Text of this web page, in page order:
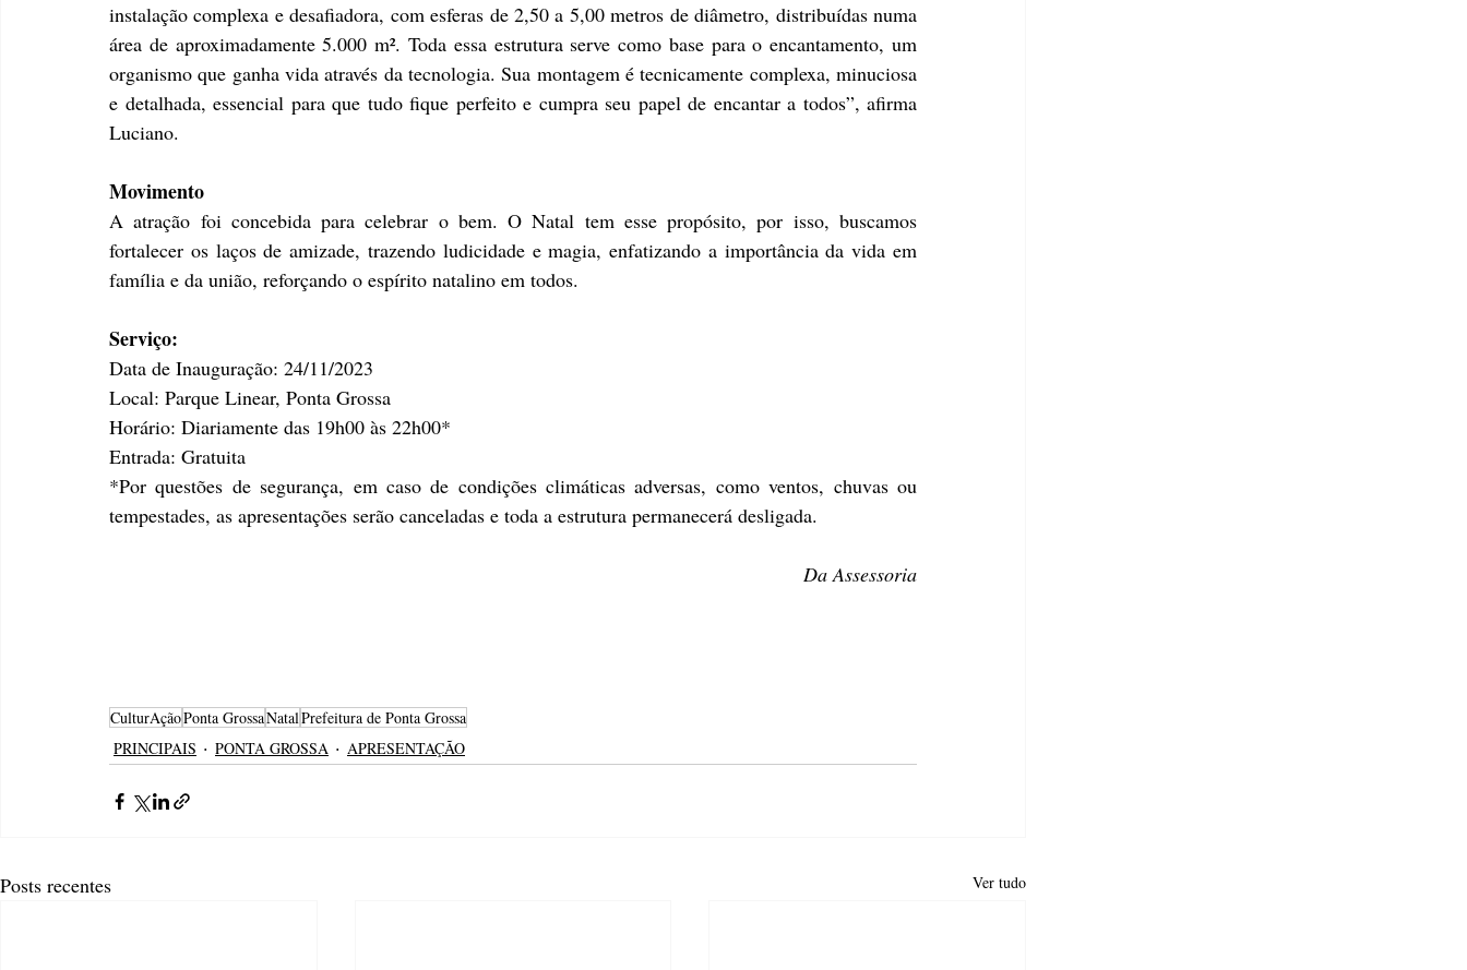
instalação complexa e desafiadora, com esferas de 2,50 a 5,00 metros de diâmetro, distribuídas numa
área de aproximadamente 5.000 m². Toda essa estrutura serve como base para o encantamento, um
organismo que ganha vida através da tecnologia. Sua montagem é tecnicamente complexa, minuciosa
e detalhada, essencial para que tudo fique perfeito e cumpra seu papel de encantar a todos”, afirma
Luciano.
Movimento
A atração foi concebida para celebrar o bem. O Natal tem esse propósito, por isso, buscamos
fortalecer os laços de amizade, trazendo ludicidade e magia, enfatizando a importância da vida em
família e da união, reforçando o espírito natalino em todos.
Serviço:
Data de Inauguração: 24/11/2023
Local: Parque Linear, Ponta Grossa
Horário: Diariamente das 19h00 às 22h00*
Entrada: Gratuita
*Por questões de segurança, em caso de condições climáticas adversas, como ventos, chuvas ou
tempestades, as apresentações serão canceladas e toda a estrutura permanecerá desligada.
Da Assessoria
CulturAçãoPonta GrossaNatalPrefeitura de Ponta Grossa
PRINCIPAIS
PONTA GROSSA APRESENTAÇÃO
Posts recentes Ver tudo